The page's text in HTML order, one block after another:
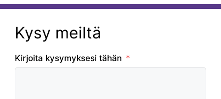
Kysy meiltä
Kirjoita kysymyksesi tähän